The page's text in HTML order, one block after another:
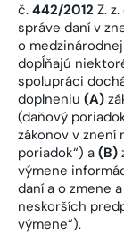
č. 442/2012 Z.
správe daní v
o
dopĺňajú
spolupráci
doplneniu (A)
(daňový
zákonov v znení
poriadok“) a (B)
výmene
daní a o zmene
neskorších
výmene“).